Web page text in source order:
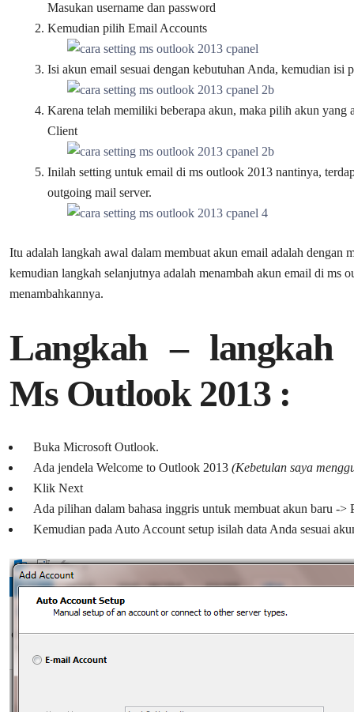
Masukan username dan password
Kemudian pilih Email Accounts
Isi akun email sesuai dengan kebutuhan Anda, kemudian isi
Karena telah memiliki beberapa akun, maka pilih akun
Client
Inilah setting untuk email di ms outlook 2013 nantinya,
outgoing mail server.
Itu adalah langkah awal dalam membuat akun email adalah dengan
kemudian langkah selanjutnya adalah menambah akun email di ms
menambahkannya.
Langkah – langkah
Ms Outlook 2013 :
Buka Microsoft Outlook.
Ada jendela Welcome to Outlook 2013 (Kebetulan saya
Klik Next
Ada pilihan dalam bahasa inggris untuk membuat akun baru ->
Kemudian pada Auto Account setup isilah data Anda sesuai